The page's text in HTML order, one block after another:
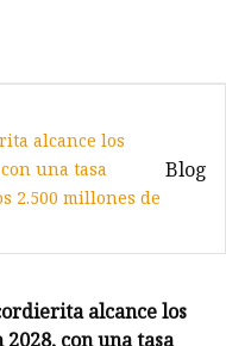
alcance los
una tasa
2.500 millones de
Blog
alcance los
con una tasa